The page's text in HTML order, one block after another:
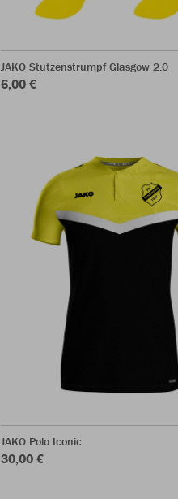
JAKO Stutzenstrumpf Glasgow 2.0
6,00 €
JAKO Polo Iconic
30,00 €